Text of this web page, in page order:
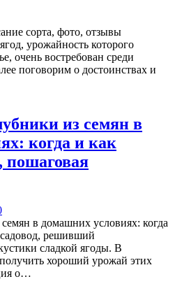
сорта, фото, отзывы
урожайность которого
очень востребован среди
поговорим о достоинствах и
из семян в
когда и как
пошаговая
в домашних условиях: когда
решивший
сладкой ягоды. В
хороший урожай этих
о…